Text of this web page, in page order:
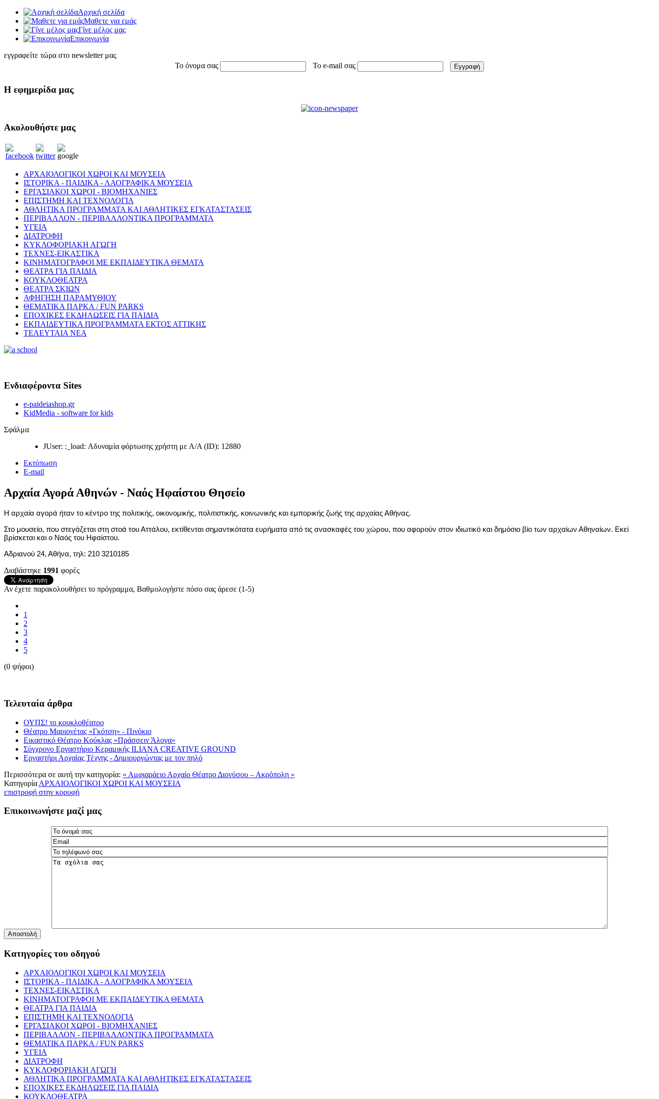
Αρχική σελίδα
Μαθετε για εμάς
Γίνε μέλος μας
Eπικοινωνία
εγγραφείτε τώρα στο newsletter μας
Το όνομα σας
Το e-mail σας
Η εφημερίδα μας
Ακολουθήστε μας
ΑΡΧΑΙΟΛΟΓΙΚΟΙ ΧΩΡΟΙ ΚΑΙ ΜΟΥΣΕΙΑ
ΙΣΤΟΡΙΚΑ - ΠΑΙΔΙΚΑ - ΛΑΟΓΡΑΦΙΚΑ ΜΟΥΣΕΙΑ
ΕΡΓΑΣΙΑΚΟΙ ΧΩΡΟΙ - ΒΙΟΜΗΧΑΝΙΕΣ
ΕΠΙΣΤΗΜΗ ΚΑΙ ΤΕΧΝΟΛΟΓΙΑ
ΑΘΛΗΤΙΚΑ ΠΡΟΓΡΑΜΜΑΤΑ ΚΑΙ ΑΘΛΗΤΙΚΕΣ ΕΓΚΑΤΑΣΤΑΣΕΙΣ
ΠΕΡΙΒΑΛΛΟΝ - ΠΕΡΙΒΑΛΛΟΝΤΙΚΑ ΠΡΟΓΡΑΜΜΑΤΑ
ΥΓΕΙΑ
ΔΙΑΤΡΟΦΗ
ΚΥΚΛΟΦΟΡΙΑΚΗ ΑΓΩΓΗ
ΤΕΧΝΕΣ-ΕΙΚΑΣΤΙΚΑ
ΚΙΝΗΜΑΤΟΓΡΑΦΟΙ ΜΕ ΕΚΠΑΙΔΕΥΤΙΚΑ ΘΕΜΑΤΑ
ΘΕΑΤΡΑ ΓΙΑ ΠΑΙΔΙΑ
ΚΟΥΚΛΟΘΕΑΤΡΑ
ΘΕΑΤΡΑ ΣΚΙΩΝ
ΑΦΗΓΗΣΗ ΠΑΡΑΜΥΘΙΟΥ
ΘΕΜΑΤΙΚΑ ΠΑΡΚΑ / FUN PARKS
ΕΠΟΧΙΚΕΣ ΕΚΔΗΛΩΣΕΙΣ ΓΙΑ ΠΑΙΔΙΑ
ΕΚΠΑΙΔΕΥΤΙΚΑ ΠΡΟΓΡΑΜΜΑΤΑ ΕΚΤΟΣ ΑΤΤΙΚΗΣ
ΤΕΛΕΥΤΑΙΑ ΝΕΑ
Ενδιαφέροντα Sites
e-paideiashop.gr
KidMedia - software for kids
Σφάλμα
JUser: :_load: Αδυναμία φόρτωσης χρήστη με Α/Α (ID): 12880
Εκτύπωση
E-mail
Αρχαία Αγορά Αθηνών - Ναός Ηφαίστου Θησείο
Η αρχαία αγορά ήταν το κέντρο της πολιτικής, οικονομικής, πολιτιστικής, κοινωνικής και εμπορικής ζωής της αρχαίας Αθήνας.
Στο μουσείο, που στεγάζεται στη στοά του Αττάλου, εκτίθενται σημαντικότατα ευρήματα από τις ανασκαφές του χώρου, που αφορούν στον ιδιωτικό και δημόσιο βίο των αρχαίων Αθηναίων. Εκεί
βρίσκεται και ο Ναός του Ηφαίστου.
Αδριανού 24, Αθήνα, τηλ: 210 3210185
Διαβάστηκε 1991 φορές
Αν έχετε παρακολουθήσει το πρόγραμμα, Βαθμολογήστε πόσο σας άρεσε (1-5)
1
2
3
4
5
(0 ψήφοι)
Τελευταία άρθρα
ΟΥΠΣ! το κουκλοθέατρο
Θέατρο Μαριονέτας «Γκότση» - Πινόκιο
Εικαστικό Θέατρο Κούκλας «Πράσσειν Άλογα»
Σύγχρονο Εργαστήριο Κεραμικής ILIANA CREATIVE GROUND
Εργαστήρι Αρχαίας Τέχνης - Δημιουργώντας με τον πηλό
Περισσότερα σε αυτή την κατηγορία: « Αμφιαράειο Αρχαίο Θέατρο Διονύσου – Ακρόπολη »
Κατηγορία ΑΡΧΑΙΟΛΟΓΙΚΟΙ ΧΩΡΟΙ ΚΑΙ ΜΟΥΣΕΙΑ
επιστροφή στην κορυφή
Επικοινωνήστε μαζί μας
Αποστολή
Κατηγορίες του οδηγού
ΑΡΧΑΙΟΛΟΓΙΚΟΙ ΧΩΡΟΙ ΚΑΙ ΜΟΥΣΕΙΑ
ΙΣΤΟΡΙΚΑ - ΠΑΙΔΙΚΑ - ΛΑΟΓΡΑΦΙΚΑ ΜΟΥΣΕΙΑ
ΤΕΧΝΕΣ-ΕΙΚΑΣΤΙΚΑ
ΚΙΝΗΜΑΤΟΓΡΑΦΟΙ ΜΕ ΕΚΠΑΙΔΕΥΤΙΚΑ ΘΕΜΑΤΑ
ΘΕΑΤΡΑ ΓΙΑ ΠΑΙΔΙΑ
ΕΠΙΣΤΗΜΗ ΚΑΙ ΤΕΧΝΟΛΟΓΙΑ
ΕΡΓΑΣΙΑΚΟΙ ΧΩΡΟΙ - ΒΙΟΜΗΧΑΝΙΕΣ
ΠΕΡΙΒΑΛΛΟΝ - ΠΕΡΙΒΑΛΛΟΝΤΙΚΑ ΠΡΟΓΡΑΜΜΑΤΑ
ΘΕΜΑΤΙΚΑ ΠΑΡΚΑ / FUN PARKS
ΥΓΕΙΑ
ΔΙΑΤΡΟΦΗ
ΚΥΚΛΟΦΟΡΙΑΚΗ ΑΓΩΓΗ
ΑΘΛΗΤΙΚΑ ΠΡΟΓΡΑΜΜΑΤΑ ΚΑΙ ΑΘΛΗΤΙΚΕΣ ΕΓΚΑΤΑΣΤΑΣΕΙΣ
ΕΠΟΧΙΚΕΣ ΕΚΔΗΛΩΣΕΙΣ ΓΙΑ ΠΑΙΔΙΑ
ΚΟΥΚΛΟΘΕΑΤΡΑ